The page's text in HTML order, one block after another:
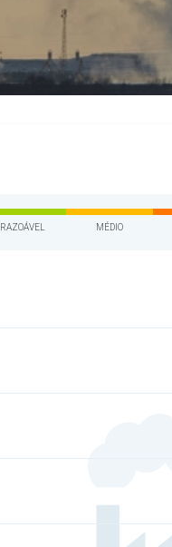
RAZOÁVEL MÉDIO